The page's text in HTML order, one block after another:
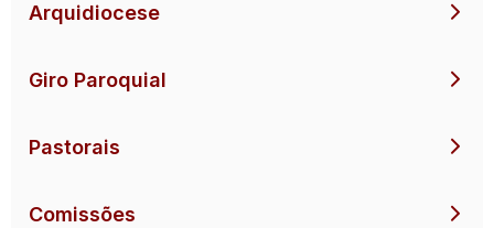
Arquidiocese
Giro Paroquial
Pastorais
Comissões